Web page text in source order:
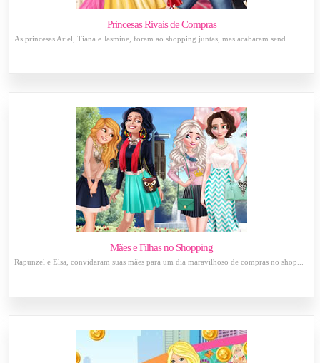
Princesas Rivais de Compras
As princesas Ariel, Tiana e Jasmine, foram ao shopping juntas, mas acabaram send...
Mães e Filhas no Shopping
Rapunzel e Elsa, convidaram suas mães para um dia maravilhoso de compras no shop...